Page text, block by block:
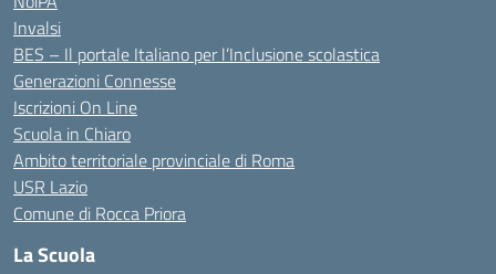
Invalsi
BES – Il portale Italiano per l’Inclusione scolastica
Generazioni Connesse
Iscrizioni On Line
Scuola in Chiaro
Ambito territoriale provinciale di Roma
USR Lazio
Comune di Rocca Priora
La Scuola